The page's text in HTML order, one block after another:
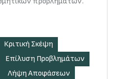
Κριτική Σκέψη
Επίλυση Προβλημάτων
Λήψη Αποφάσεων